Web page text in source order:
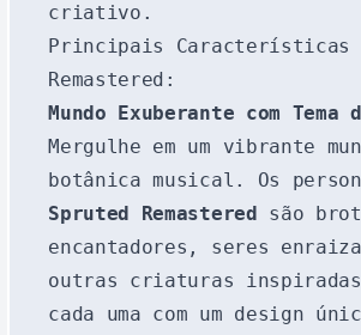
criativo.
Principais Características
Remastered:
Mundo Exuberante com Tema
Mergulhe em um vibrante
botânica musical. Os
Spruted Remastered
são
encantadores, seres
outras criaturas
cada uma com um design